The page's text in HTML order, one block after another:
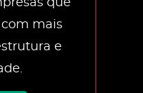
mais
e